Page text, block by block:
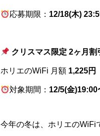
応募期限： 12/18(木)
クリスマス限定 2ヶ月割
ホリエのWiFi 月額 1,225円
対象期間： 12/5(金
今年の冬は、ホリエのWiFi